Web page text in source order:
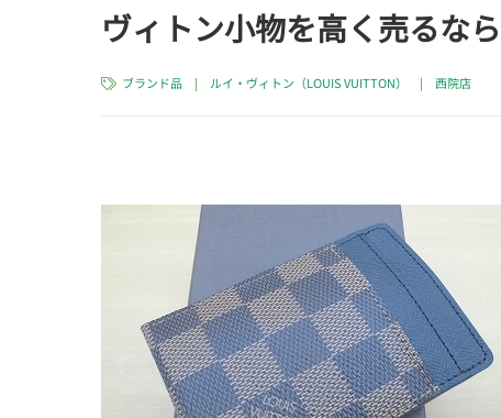
ヴィトン小物を高く売るな
ブランド品 | ルイ・ヴィトン（LOUIS VUITTON） |西院店